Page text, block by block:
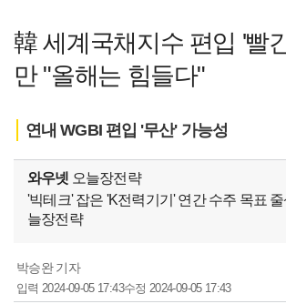
韓 세계국채지수 편입 '빨
만 "올해는 힘들다"
연내 WGBI 편입 '무산' 가능성
와우넷 오늘장전략
'빅테크' 잡은 'K전력기기' 연간 수주 목표
늘장전략
박승완 기자
입력 2024-09-05 17:43수정 2024-09-05 17:43